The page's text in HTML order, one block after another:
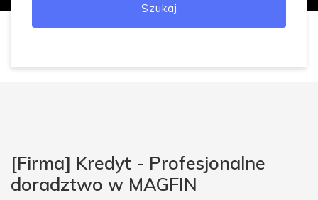
Szukaj
[Firma] Kredyt - Profesjonalne
doradztwo w MAGFIN